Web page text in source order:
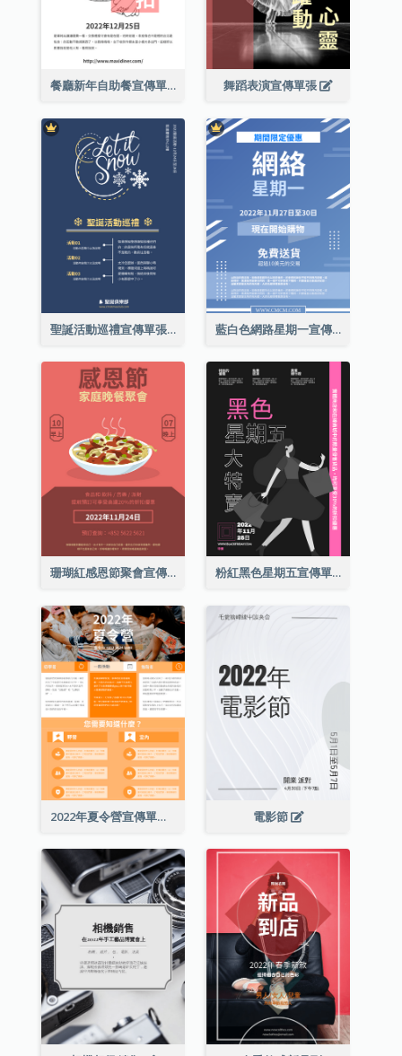
餐廳新年自助餐宣傳單張 舞蹈表演宣傳單張
聖誕活動巡禮宣傳單張(附介紹) 藍白色網路星期一宣傳單張
珊瑚紅感恩節聚會宣傳單張 粉紅黑色星期五宣傳單張
2022年夏令營宣傳單張 電影節